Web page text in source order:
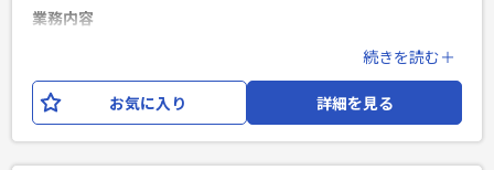
業務内容
内の案件となります。 ・産業構造を変革する「データ革命の
最前線」へ 紙、人の手などアナログなものが当たり前な産業
内でデジタルに置き換える価値がある事業です。 ビジネス課
続きを読む＋
お気に入り 詳細を見る